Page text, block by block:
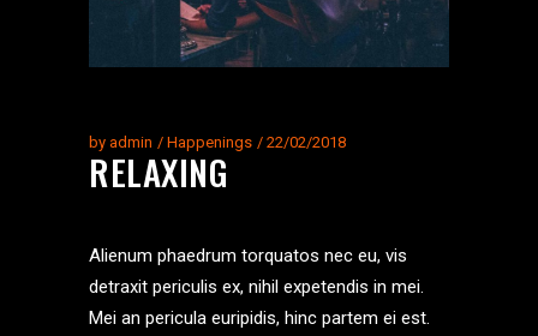
by admin Happenings 22/02/2018
RELAXING
Alienum phaedrum torquatos nec eu, vis
detraxit periculis ex, nihil expetendis in mei.
Mei an pericula euripidis, hinc partem ei est.